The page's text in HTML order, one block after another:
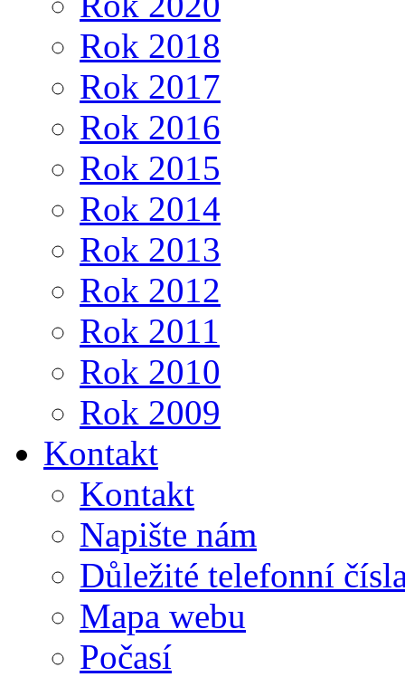
Rok 2018
Rok 2017
Rok 2016
Rok 2015
Rok 2014
Rok 2013
Rok 2012
Rok 2011
Rok 2010
Rok 2009
Kontakt
Kontakt
Napište nám
Důležité telefonní
Mapa webu
Počasí